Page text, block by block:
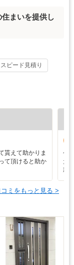
まいを提供し
スピード見積り
貰えて助かりま
て頂けると助か
今
た
親
ミをもっと見る >